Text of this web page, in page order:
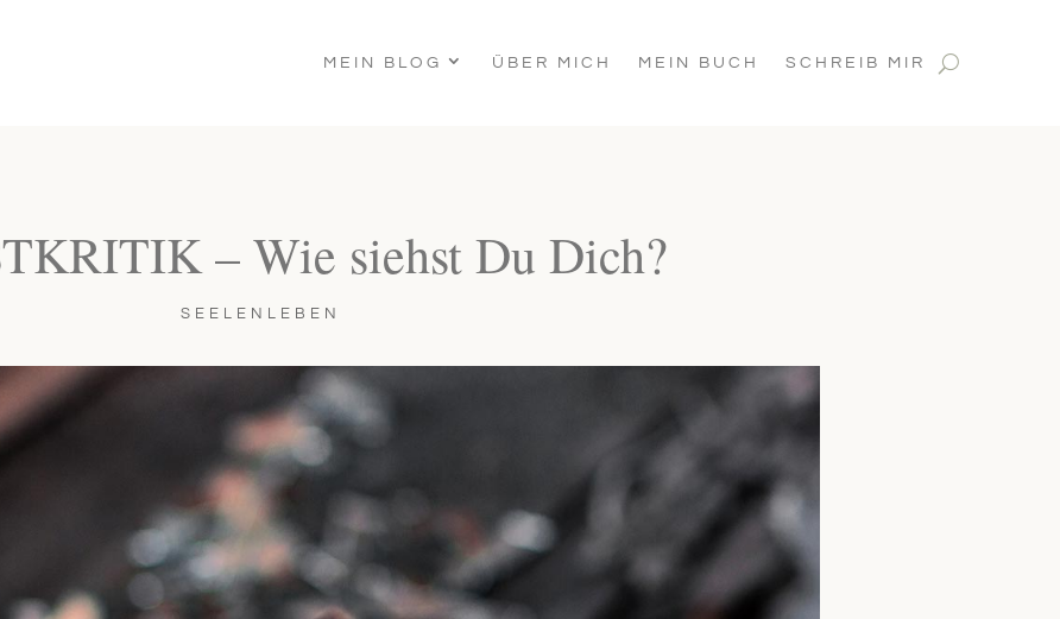
MEIN BLOG ÜBER MICH MEIN BUCH SCHREIB MIR
– Wie siehst Du Dich?
SEELENLEBEN